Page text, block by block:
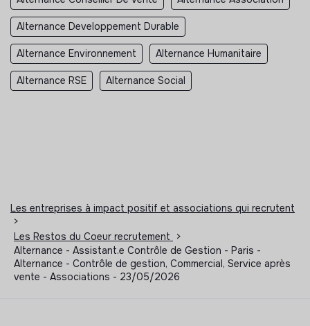
Alternance Developpement Durable
Alternance Environnement Alternance Humanitaire
Alternance RSE Alternance Social
Les entreprises à impact positif et associations qui recrutent
>
Les Restos du Coeur recrutement
>
Alternance - Assistant.e Contrôle de Gestion - Paris -
Alternance - Contrôle de gestion, Commercial, Service après
vente - Associations - 23/05/2026